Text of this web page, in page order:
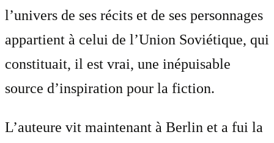
l’univers de ses récits et de ses personnages
appartient à celui de l’Union Soviétique, qui
constituait, il est vrai, une inépuisable
source d’inspiration pour la fiction.
L’auteure vit maintenant à Berlin et a fui la